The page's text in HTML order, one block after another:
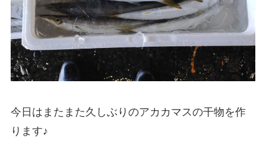
今日はまたまた久しぶりのアカカマスの干物を作
ります♪